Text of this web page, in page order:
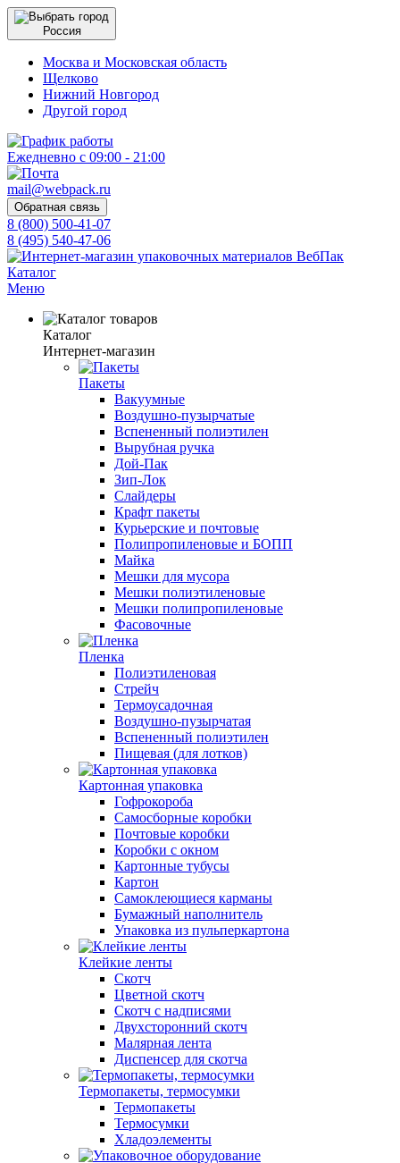
Россия
Москва и Московская область
Щелково
Нижний Новгород
Другой город
Ежедневно с 09:00 - 21:00
mail@webpack.ru
Обратная связь
8 (800) 500-41-07
8 (495) 540-47-06
Каталог
Меню
Каталог
Интернет-магазин
Пакеты
Вакуумные
Воздушно-пузырчатые
Вспененный полиэтилен
Вырубная ручка
Дой-Пак
Зип-Лок
Слайдеры
Крафт пакеты
Курьерские и почтовые
Полипропиленовые и БОПП
Майка
Мешки для мусора
Мешки полиэтиленовые
Мешки полипропиленовые
Фасовочные
Пленка
Полиэтиленовая
Стрейч
Термоусадочная
Воздушно-пузырчатая
Вспененный полиэтилен
Пищевая (для лотков)
Картонная упаковка
Гофрокороба
Самосборные коробки
Почтовые коробки
Коробки с окном
Картонные тубусы
Картон
Самоклеющиеся карманы
Бумажный наполнитель
Упаковка из пульперкартона
Клейкие ленты
Скотч
Цветной скотч
Скотч с надписями
Двухсторонний скотч
Малярная лента
Диспенсер для скотча
Термопакеты, термосумки
Термопакеты
Термосумки
Хладоэлементы